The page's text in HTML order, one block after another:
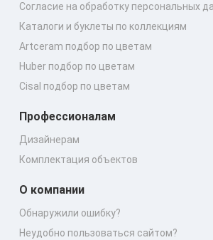
Согласие на обработку персональных
Каталоги и буклеты по коллекциям
Artceram подбор по цветам
Huber подбор по цветам
Cisal подбор по цветам
Профессионалам
Дизайнерам
Комплектация объектов
О компании
Обнаружили ошибку?
Неудобно пользоваться сайтом?